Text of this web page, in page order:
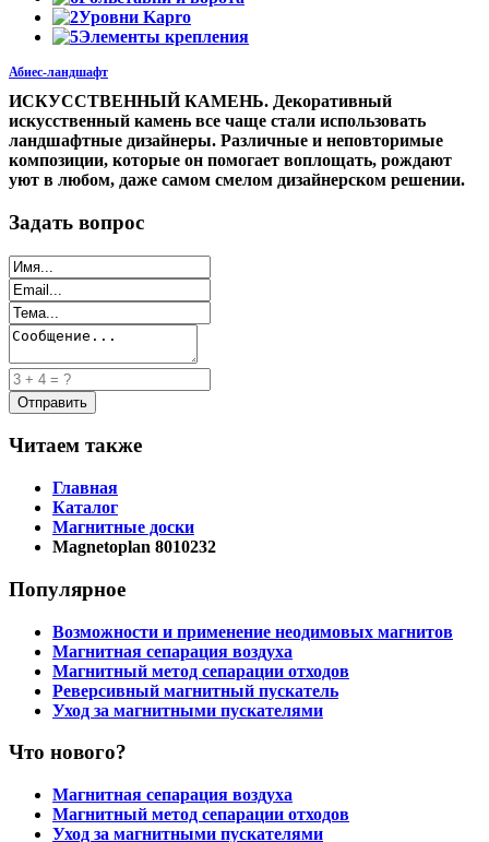
Уровни Kapro
Элементы крепления
Абиес-ландшафт
ИСКУССТВЕННЫЙ КАМЕНЬ. Декоративный
искусственный камень все чаще стали использовать
ландшафтные дизайнеры. Различные и неповторимые
композиции, которые он помогает воплощать, рождают
уют в любом, даже самом смелом дизайнерском решении.
Задать вопрос
Читаем также
Главная
Каталог
Магнитные доски
Magnetoplan 8010232
Популярное
Возможности и применение неодимовых магнитов
Магнитная сепарация воздуха
Магнитный метод сепарации отходов
Реверсивный магнитный пускатель
Уход за магнитными пускателями
Что нового?
Магнитная сепарация воздуха
Магнитный метод сепарации отходов
Уход за магнитными пускателями